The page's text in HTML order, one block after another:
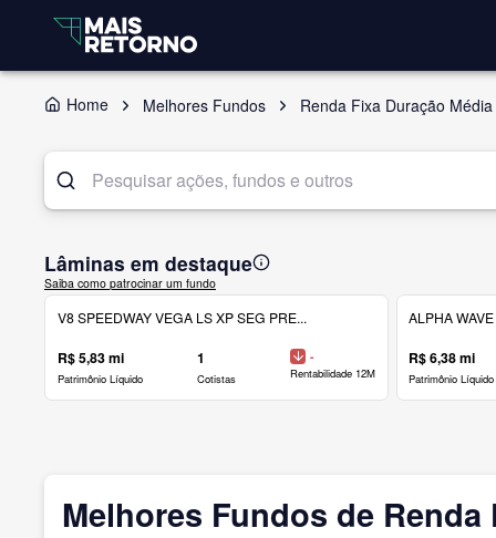
Home Melhores Fundos Renda Fixa Duração
Lâminas em destaque
Saiba como patrocinar um fundo
V8 SPEEDWAY VEGA LS XP SEG PRE...
R$ 5,83 mi
Patrimônio Líquido
1
Cotistas
-
Rentabilidade 12M
ALPHA
R$ 6,38 mi
Patrimônio Líquido
Melhores Fundos de